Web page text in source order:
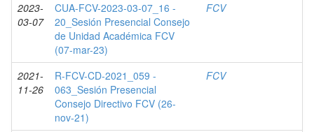
2023-
03-07
CUA-FCV-2023-03-07_16 -
20_Sesión Presencial Consejo
de Unidad Académica FCV
(07-mar-23)
FCV
2021-
11-26
R-FCV-CD-2021_059 -
063_Sesión Presencial
Consejo Directivo FCV (26-
nov-21)
FCV